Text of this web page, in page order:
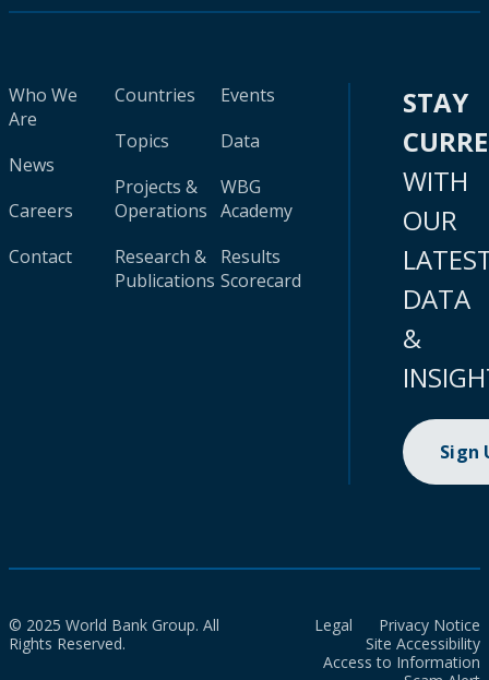
Who We
Are
News
Careers
Contact
Countries
Topics
Projects &
Operations
Research &
Publications
Events
Data
WBG
Academy
Results
Scorecard
STAY
WITH
OUR
DATA
&
Sign
© 2025 World Bank Group. All
Rights Reserved.
Legal
Privacy Notice
Site Accessibility
Access to Information